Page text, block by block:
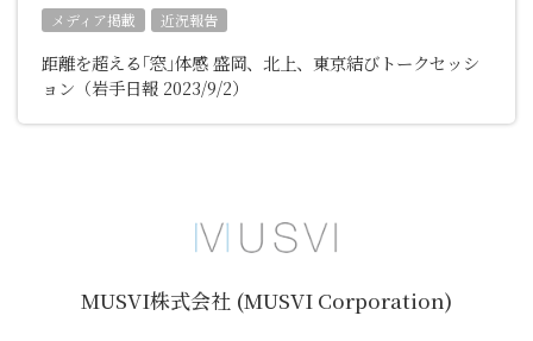
メディア掲載 近況報告
距離を超える｢窓｣体感 盛岡、北上、東京結びトークセッシ
ョン（岩手日報 2023/9/2）
MUSVI株式会社 (MUSVI Corporation)